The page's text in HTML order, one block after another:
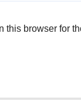
browser for